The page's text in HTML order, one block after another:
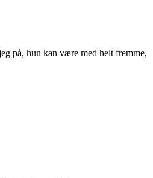
på, hun kan være med helt fremme,